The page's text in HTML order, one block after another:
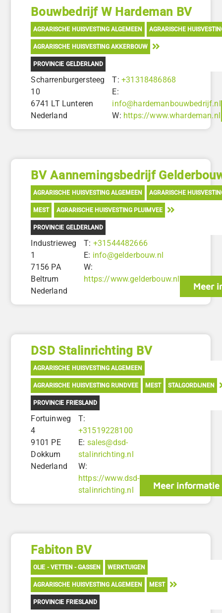
Bouwbedrijf W Hardeman BV
AGRARISCHE HUISVESTING ALGEMEEN AGRARISCHE
AGRARISCHE HUISVESTING AKKERBOUW
PROVINCIE GELDERLAND
Scharrenburgersteeg
10
6741 LT Lunteren
Nederland
T:+31318486868
E:
info@hardemanbouwbedrijf.nl
W: https://www.whardeman.nl
BV Aannemingsbedrijf
AGRARISCHE HUISVESTING ALGEMEEN AGRARISCHE
MEST AGRARISCHE HUISVESTING PLUIMVEE
PROVINCIE GELDERLAND
Industrieweg
1
7156 PA
Beltrum
Nederland
T: +31544482666
E: info@gelderbouw.nl
W:
https://www.gelderbouw.nl
Meer
DSD Stalinrichting BV
AGRARISCHE HUISVESTING ALGEMEEN
AGRARISCHE HUISVESTING RUNDVEE MEST STALGORDIJNEN
PROVINCIE FRIESLAND
Fortuinweg
4
9101 PE
Dokkum
Nederland
T:
+31519228100
E: sales@dsd-
stalinrichting.nl
W:
https://www.dsd-
stalinrichting.nl
Meer informatie
Fabiton BV
OLIE - VETTEN - GASSEN WERKTUIGEN
AGRARISCHE HUISVESTING ALGEMEEN MEST
PROVINCIE FRIESLAND